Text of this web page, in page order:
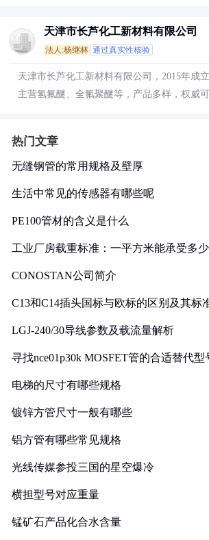
天津市长芦化工新材料有限公司
法人:杨继林 通过真实性核验
天津市长芦化工新材料有限公司，2015年成
主营氢氟醚、全氟聚醚等，产品多样，权威可
热门文章
无缝钢管的常用规格及壁厚
生活中常见的传感器有哪些呢
PE100管材的含义是什么
工业厂房载重标准：一平方米能承受多
CONOSTAN公司简介
C13和C14插头国标与欧标的区别及其标
LGJ-240/30导线参数及载流量解析
寻找nce01p30k MOSFET管的合适替代型
电梯的尺寸有哪些规格
镀锌方管尺寸一般有哪些
铝方管有哪些常见规格
光线传媒参投三国的星空爆冷
横担型号对应重量
锰矿石产品化合水含量